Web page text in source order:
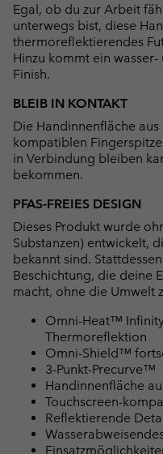
Egal, ob du zur Arbeit
unterwegs bist, diese
thermoreflektierendes
Hinzu kommt ein
Finish.
BLEIB IN KONTAKT
Die Handinnenfläche
kompatiblen
in Verbindung bleiben
bekommen.
PFAS-FREIES DESIGN
Dieses Produkt wurde
Substanzen) entwickelt,
bekannt sind.
Beschichtung, die deine
macht, ohne die Umwelt
Omni-Heat™
Thermoreflektion
Omni-Shield™
3-Punkt-Precurve™
Handinnenfläche
Touchscreen-
Reflektierende